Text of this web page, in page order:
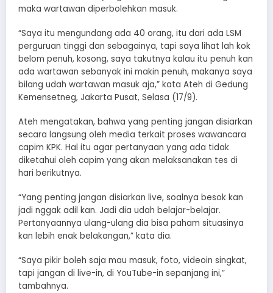
maka wartawan diperbolehkan masuk.
“Saya itu mengundang ada 40 orang, itu dari ada LSM
perguruan tinggi dan sebagainya, tapi saya lihat lah kok
belom penuh, kosong, saya takutnya kalau itu penuh kan
ada wartawan sebanyak ini makin penuh, makanya saya
bilang udah wartawan masuk aja,” kata Ateh di Gedung
Kemensetneg, Jakarta Pusat, Selasa (17/9).
Ateh mengatakan, bahwa yang penting jangan disiarkan
secara langsung oleh media terkait proses wawancara
capim KPK. Hal itu agar pertanyaan yang ada tidak
diketahui oleh capim yang akan melaksanakan tes di
hari berikutnya.
“Yang penting jangan disiarkan live, soalnya besok kan
jadi nggak adil kan. Jadi dia udah belajar-belajar.
Pertanyaannya ulang-ulang dia bisa paham situasinya
kan lebih enak belakangan,” kata dia.
“Saya pikir boleh saja mau masuk, foto, videoin singkat,
tapi jangan di live-in, di YouTube-in sepanjang ini,”
tambahnya.